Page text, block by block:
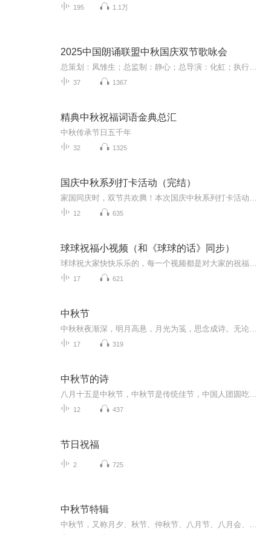
195 1.1万
2025中国朗诵联盟中秋国庆双节歌咏会
37 1367
精典中秋祝福词语金典总汇
中秋传承节日五千年
32 1325
国庆中秋系列打卡活动（完结）
12 635
球球祝福小视频（和《球球的话》同步）
17 621
中秋节
17 319
中秋节的诗
12 437
节日祝福
2 725
中秋节特辑